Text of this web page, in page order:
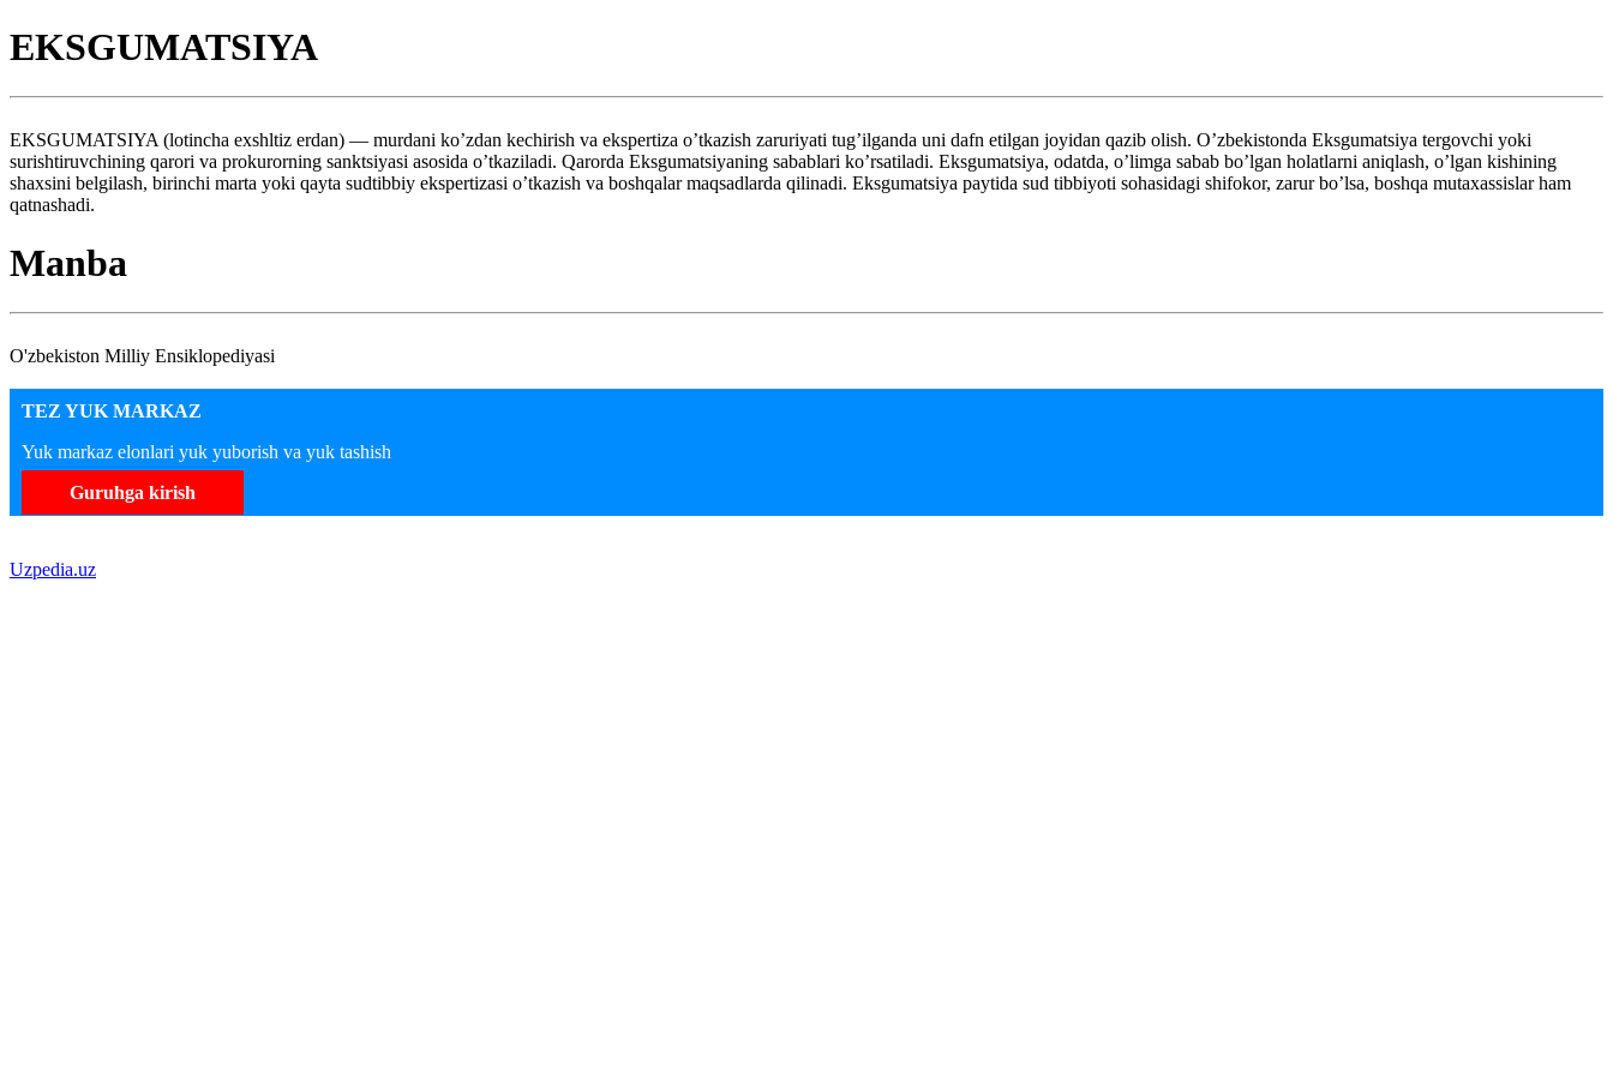
EKSGUMATSIYA
EKSGUMATSIYA (lotincha exshltiz erdan) — murdani ko’zdan kechirish va ekspertiza o’tkazish zaruriyati tug’ilganda uni dafn etilgan joyidan qazib olish. O’zbekistonda Eksgumatsiya tergovchi yoki
surishtiruvchining qarori va prokurorning sanktsiyasi asosida o’tkaziladi. Qarorda Eksgumatsiyaning sabablari ko’rsatiladi. Eksgumatsiya, odatda, o’limga sabab bo’lgan holatlarni aniqlash, o’lgan kishining
shaxsini belgilash, birinchi marta yoki qayta sudtibbiy ekspertizasi o’tkazish va boshqalar maqsadlarda qilinadi. Eksgumatsiya paytida sud tibbiyoti sohasidagi shifokor, zarur bo’lsa, boshqa mutaxassislar ham
qatnashadi.
Manba
O'zbekiston Milliy Ensiklopediyasi
TEZ YUK MARKAZ
Yuk markaz elonlari yuk yuborish va yuk tashish
Guruhga kirish
Uzpedia.uz